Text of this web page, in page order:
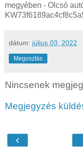
megyében - Olcsó
dátum: július 03, 2022
Megosztás
Nincsenek
Megjegyzés
‹